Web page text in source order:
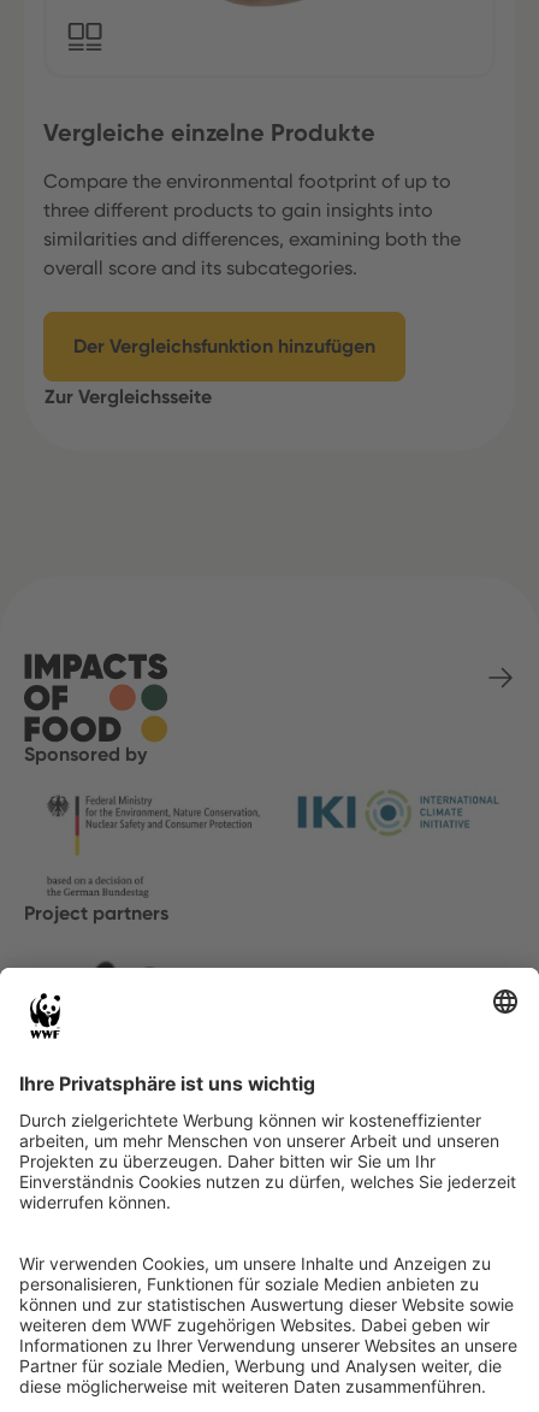
Vergleiche einzelne Produkte
Compare the environmental footprint of up to
three different products to gain insights into
similarities and differences, examining both the
overall score and its subcategories.
Der Vergleichsfunktion hinzufügen
Zur Vergleichsseite
Sponsored by
Project partners